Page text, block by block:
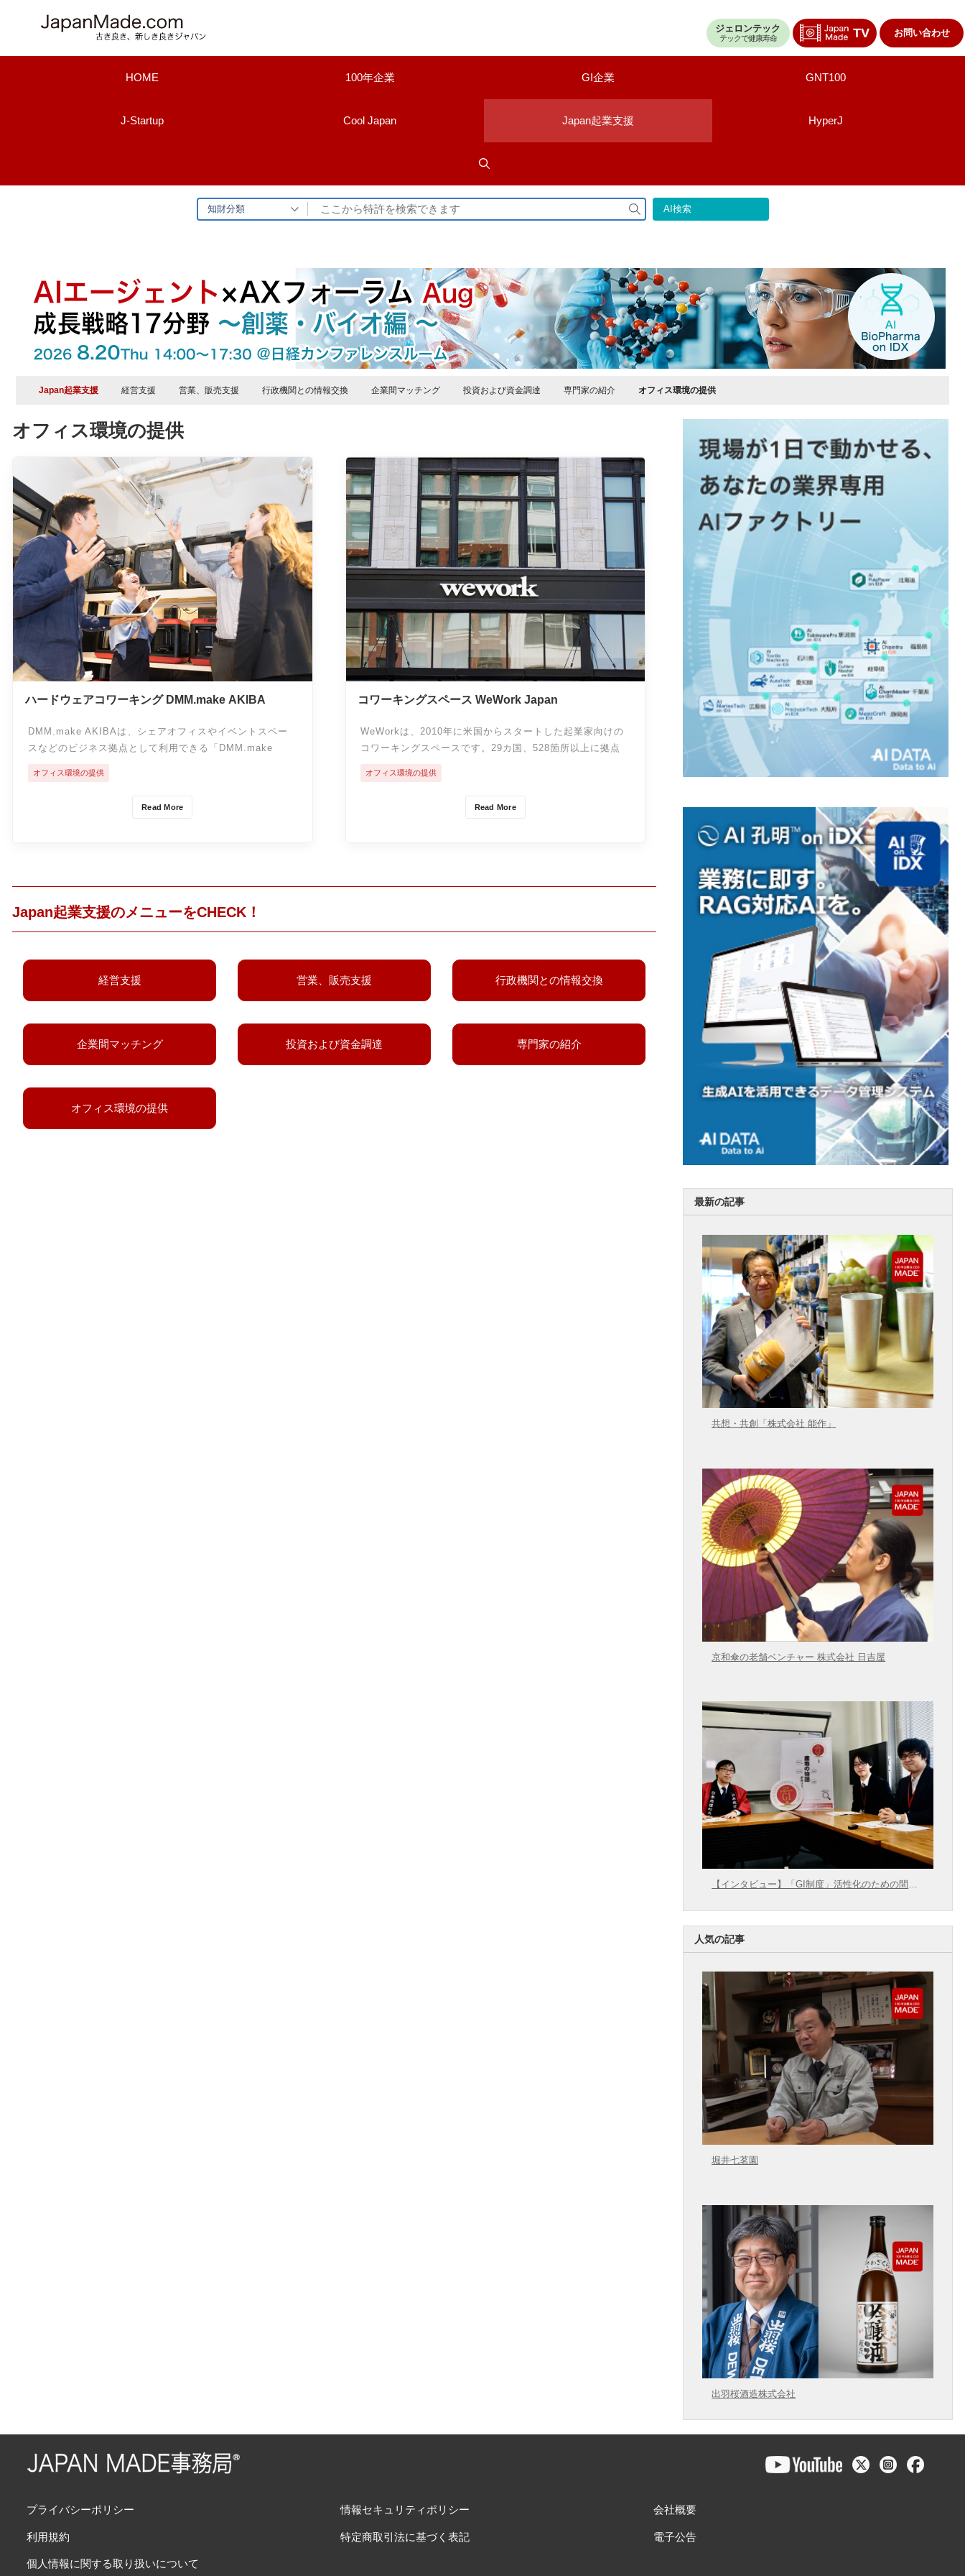
ジェロンテック
テックで健康寿命 お問い合わせ
HOME 100年企業 GI企業 GNT100
J-Startup Cool Japan Japan起業支援 HyperJ
知財分類
検
索
AI検索
Japan起業支援 経営支援 営業、販売支援 行政機関との情報交換 企業間マッチング 投資および資金調達 専門家の紹介 オフィス環境の提供
オフィス環境の提供
ハードウェアコワーキング DMM.make AKIBA
DMM.make AKIBAは、シェアオフィスやイベントスペー
スなどのビジネス拠点として利用できる「DMM.make
Read More
オフィス環境の提供
コワーキングスペース WeWork Japan
WeWorkは、2010年に米国からスタートした起業家向けの
コワーキングスペースです。29カ国、528箇所以上に拠点
Read More
オフィス環境の提供
Japan起業支援のメニューをCHECK！
経営支援 営業、販売支援 行政機関との情報交換
企業間マッチング 投資および資金調達 専門家の紹介
オフィス環境の提供
最新の記事
共想・共創「株式会社 能作」
京和傘の老舗ベンチャー 株式会社 日吉屋
【インタビュー】「GI制度」活性化のための間口
人気の記事
堀井七茗園
出羽桜酒造株式会社
プライバシーポリシー
利用規約
個人情報に関する取り扱いについて
情報セキュリティポリシー
特定商取引法に基づく表記
会社概要
電子公告